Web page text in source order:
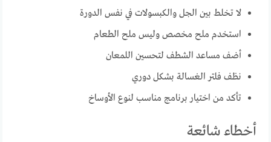
لا تخلط بين الجل والكبسولات في نفس الدورة
استخدم ملح مخصص وليس ملح الطعام
أضف مساعد الشطف لتحسين اللمعان
نظف فلتر الغسالة بشكل دوري
تأكد من اختيار برنامج مناسب لنوع الأوساخ
أخطاء شائعة